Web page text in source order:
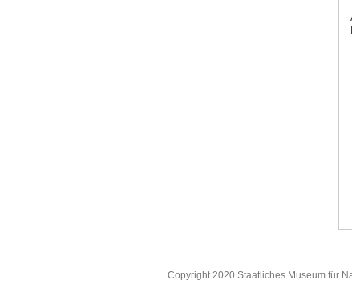
Copyright 2020 Staatliches Museum für